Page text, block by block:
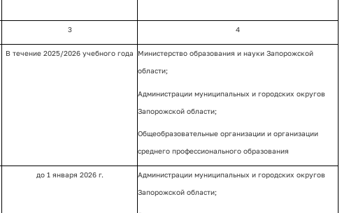
3 4
В течение 2025/2026 учебного года Министерство образования и науки Запорожской
области;
Администрации муниципальных и городских округов
Запорожской области;
Общеобразовательные организации и организации
среднего профессионального образования
до 1 января 2026 г. Администрации муниципальных и городских округов
Запорожской области;